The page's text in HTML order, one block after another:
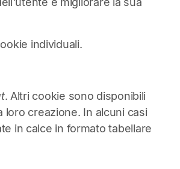
individuali.
. Altri cookie sono disponibili
creazione. In alcuni casi
in calce in formato tabellare